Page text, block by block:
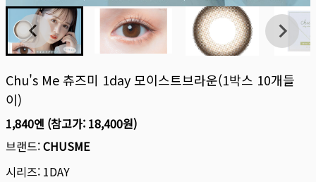
Chu's Me 츄즈미 1day 모이스트브라운(1박스 10개들
이)
1,840엔 (참고가: 18,400원)
브랜드:CHUSME
시리즈: 1DAY